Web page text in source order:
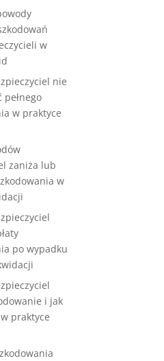
w
nie
pełnego
w praktyce
zaniża lub
w
po wypadku
i jak
praktyce